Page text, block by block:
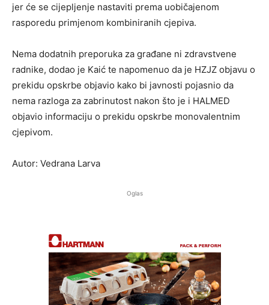
jer će se cijepljenje nastaviti prema uobičajenom
rasporedu primjenom kombiniranih cjepiva.
Nema dodatnih preporuka za građane ni zdravstvene
radnike, dodao je Kaić te napomenuo da je HZJZ objavu o
prekidu opskrbe objavio kako bi javnosti pojasnio da
nema razloga za zabrinutost nakon što je i HALMED
objavio informaciju o prekidu opskrbe monovalentnim
cjepivom.
Autor: Vedrana Larva
Oglas